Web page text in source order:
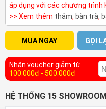
áp dụng với các chương trình
>> Xem thêm thảm, bàn trà,
MUA NGAY GỌI
Nhận voucher giảm từ
100.000đ - 500.000đ
HỆ THỐNG 15